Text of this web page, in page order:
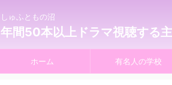
しゅふともの沼
年間50本以上ドラマ視聴する
ホーム 有名人の学校